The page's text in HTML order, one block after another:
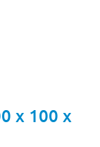
x 100 x